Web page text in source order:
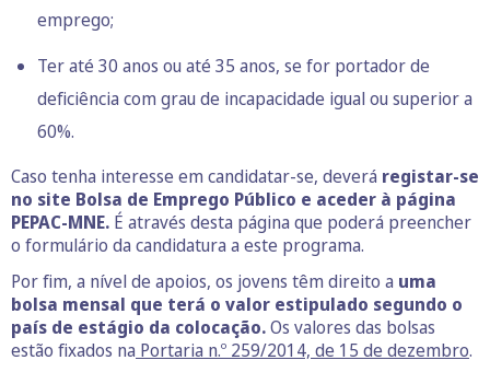
emprego;
Ter até 30 anos ou até 35 anos, se for portador de
deficiência com grau de incapacidade igual ou superior a
60%.
Caso tenha interesse em candidatar-se, deverá registar-se
no site Bolsa de Emprego Público e aceder à página
PEPAC-MNE. É através desta página que poderá preencher
o formulário da candidatura a este programa.
Por fim, a nível de apoios, os jovens têm direito a uma
bolsa mensal que terá o valor estipulado segundo o
país de estágio da colocação.Os valores das bolsas
estão fixados na Portaria n.º 259/2014, de 15 de dezembro.